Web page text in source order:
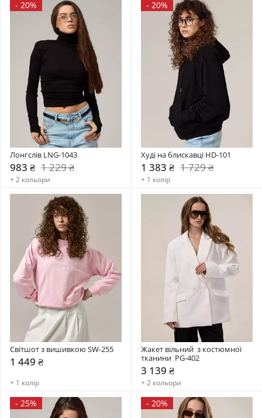
- 20%
Лонгслів LNG-1043
983 ₴ 1 229 ₴
+ 2 кольори
- 20%
Худі на блискавці HD-101
1 383 ₴ 1 729 ₴
+ 1 колір
Світшот з вишивкою SW-255
1 449 ₴
+ 1 колір
Жакет вільний  з костюмної
тканини  PG-402
3 139 ₴
+ 2 кольори
- 25% - 20%